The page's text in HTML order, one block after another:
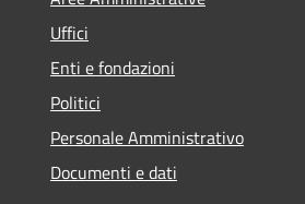
Uffici
Enti e fondazioni
Politici
Personale Amministrativo
Documenti e dati